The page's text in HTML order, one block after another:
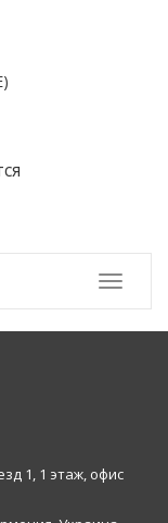
Toggle
1, 1 этаж, офис